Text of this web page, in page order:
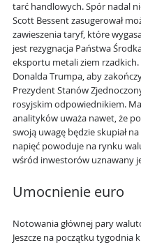
tarć handlowych. Spór nadal
Scott Bessent zasugerował
zawieszenia taryf, które
jest rezygnacja Państwa
eksportu metali ziem
Donalda Trumpa, aby
Prezydent Stanów
rosyjskim odpowiednikiem.
analityków uważa nawet, że
swoją uwagę będzie skupiał
napięć powoduje na rynku
wśród inwestorów uznawany
Umocnienie euro
Notowania głównej pary
Jeszcze na początku tygodnia